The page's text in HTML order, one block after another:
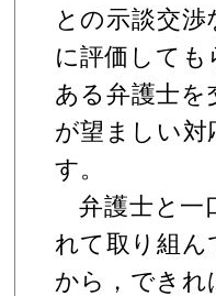
との示談交
に評価して
ある弁護士を
が望ましい対
す。
弁護士と一
れて取り組ん
から，できれ